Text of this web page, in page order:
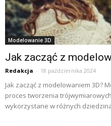
Modelowanie 3D
Jak zacząć z
Redakcja - 18 października 2024
Jak zacząć z modelowaniem 3D?
proces tworzenia
wykorzystane w różnych